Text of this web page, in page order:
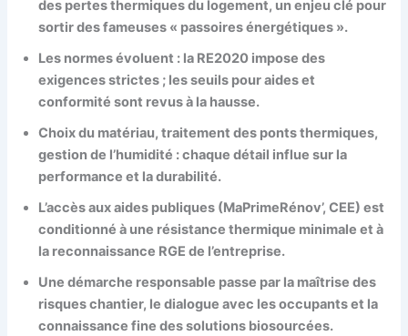
des pertes thermiques du logement, un enjeu clé pour
sortir des fameuses « passoires énergétiques ».
Les normes évoluent : la RE2020 impose des
exigences strictes ; les seuils pour aides et
conformité sont revus à la hausse.
Choix du matériau, traitement des ponts thermiques,
gestion de l’humidité : chaque détail influe sur la
performance et la durabilité.
L’accès aux aides publiques (MaPrimeRénov’, CEE) est
conditionné à une résistance thermique minimale et à
la reconnaissance RGE de l’entreprise.
Une démarche responsable passe par la maîtrise des
risques chantier, le dialogue avec les occupants et la
connaissance fine des solutions biosourcées.